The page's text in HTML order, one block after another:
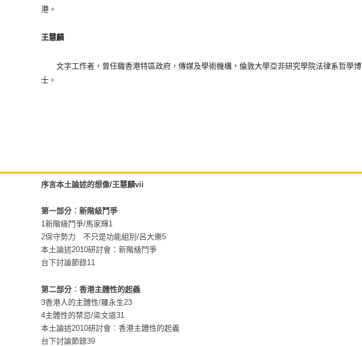
港。
王慧麟
文字工作者，曾任職香港特區政府，傳媒及學術機構，倫敦大學亞非研究學院法律系哲學博
士。
序言本土論述的想像/王慧麟vii
第一部分︰新階級鬥爭
1新階級鬥爭/馬家輝1
2保守勢力 不只是功能組別/呂大樂5
本土論述2010研討會：新階級鬥爭
台下討論節錄11
第二部分︰香港主體性的起義
3香港人的主體性/羅永生23
4主體性的禁忌/梁文道31
本土論述2010研討會︰香港主體性的起義
台下討論節錄39